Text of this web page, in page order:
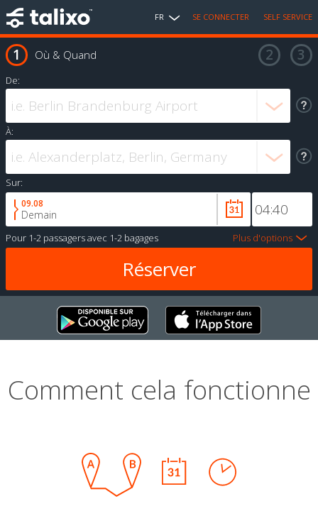
FR SE CONNECTER SELF SERVICE
Où & Quand
De:
À:
Sur:
09.08
Demain
Pour 1-2 passagersavec 1-2 bagages Plus d'options
Comment cela fonctionne